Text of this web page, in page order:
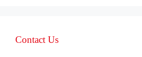
Contact Us